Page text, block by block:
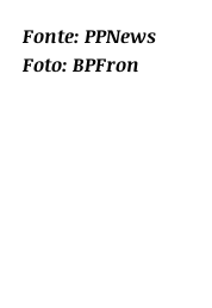
Fonte: PPNews
Foto: BPFron